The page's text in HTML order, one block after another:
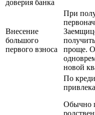
доверия банка
Внесение
большого
первого взноса
При
проще.
новой
По
Обычно